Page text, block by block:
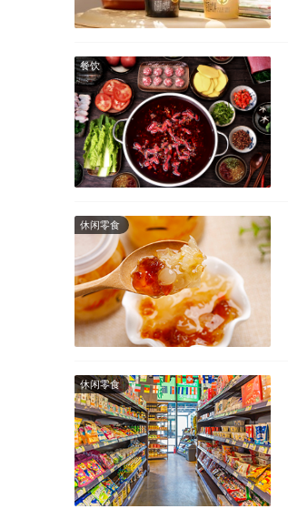
餐饮
休闲零食
休闲零食